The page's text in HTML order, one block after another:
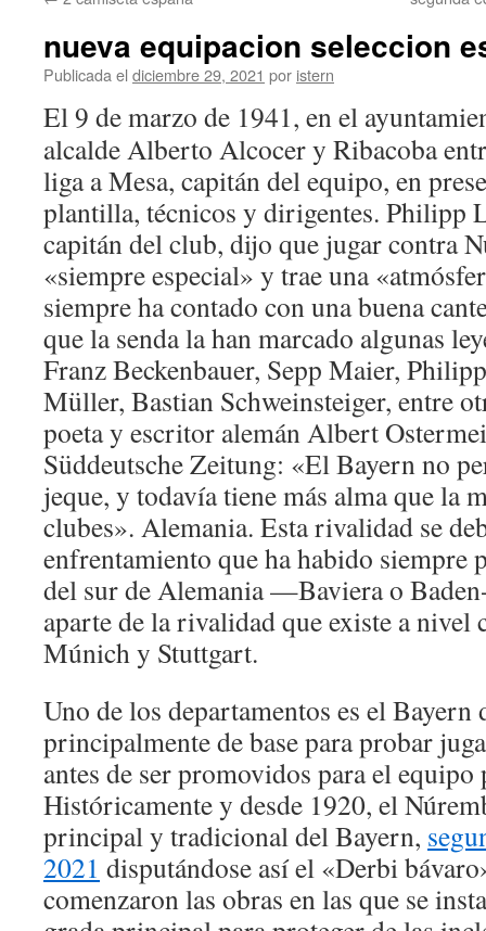
nueva equipacion seleccion
Publicada el diciembre 29, 2021 por istern
El 9 de marzo de 1941, en el
alcalde Alberto Alcocer y Ribacoba
liga a Mesa, capitán del equipo, en
plantilla, técnicos y dirigentes. Philipp
capitán del club, dijo que jugar contra
«siempre especial» y trae una
siempre ha contado con una buena
que la senda la han marcado algunas
Franz Beckenbauer, Sepp Maier,
Müller, Bastian Schweinsteiger, entre
poeta y escritor alemán Albert
Süddeutsche Zeitung: «El Bayern no
jeque, y todavía tiene más alma que la
clubes». Alemania. Esta rivalidad se
enfrentamiento que ha habido siempre
del sur de Alemania —Baviera o
aparte de la rivalidad que existe a nivel
Múnich y Stuttgart.
Uno de los departamentos es el
principalmente de base para probar
antes de ser promovidos para el
Históricamente y desde 1920, el
principal y tradicional del Bayern,
2021 disputándose así el «Derbi
comenzaron las obras en las que se